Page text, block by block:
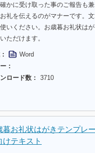
かに受け取った事のご報告も
礼を伝えるのがマナーです。
いください。お歳暮お礼状は
ただけます。
Word
：
ロード数：
3710
暮お礼状はがきテンプレ
けテキスト